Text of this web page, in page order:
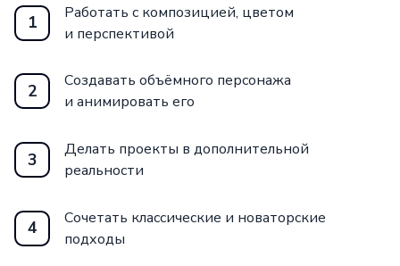
1
Работать с композицией, цветом
и перспективой
2
Создавать объёмного персонажа
и анимировать его
3
Делать проекты в дополнительной
реальности
4
Сочетать классические и новаторские
подходы